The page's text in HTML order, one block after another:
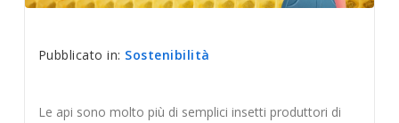
Pubblicato in: Sostenibilità
Le api sono molto più di semplici insetti produttori di